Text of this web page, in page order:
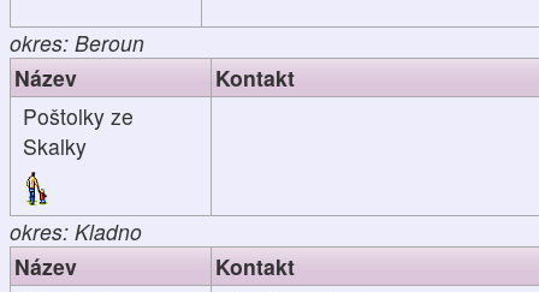
okres: Beroun
Název
Kontakt
Poštolky ze
Skalky
okres: Kladno
Název
Kontakt